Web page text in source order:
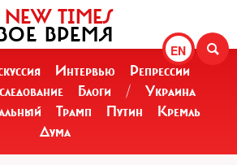
EN
NEW TIMES
ВРЕМЯ
Интервью
Репрессии
Блоги /
Украина
Трамп Путин
Кремль
Дума